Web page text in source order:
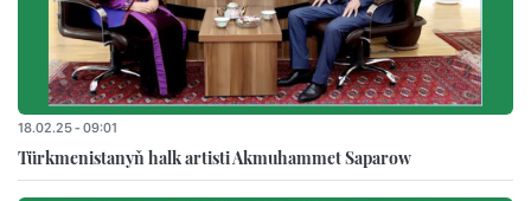
18.02.25 - 09:01
Türkmenistanyň halk artisti Akmuhammet Saparow